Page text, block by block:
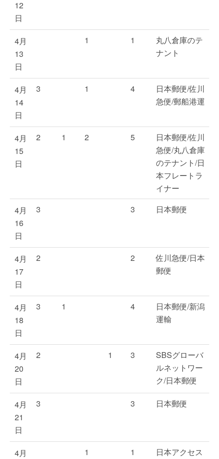
12
日
4月
13
日
1 1
丸八倉庫のテ
ナント
4月
14
日
3 1 4
日本郵便/佐川
急便/郵船港運
4月
15
日
2 1 2 5
日本郵便/佐川
急便/丸八倉庫
のテナント/日
本フレートラ
イナー
4月
16
日
3 3 日本郵便
4月
17
日
2 2
佐川急便/日本
郵便
4月
18
日
3 1 4
日本郵便/新潟
運輸
4月
20
日
2 1 3
SBSグローバ
ルネットワー
ク/日本郵便
4月
21
日
3 3 日本郵便
4月
1 1 日本アクセス